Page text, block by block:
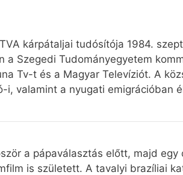
kárpátaljai tudósítója 1984.
a Szegedi Tudományegyetem
Tv-t és a Magyar Televíziót. A
i, valamint a nyugati emigrációban
a pápaválasztás előtt, majd
is született. A tavalyi brazíliai